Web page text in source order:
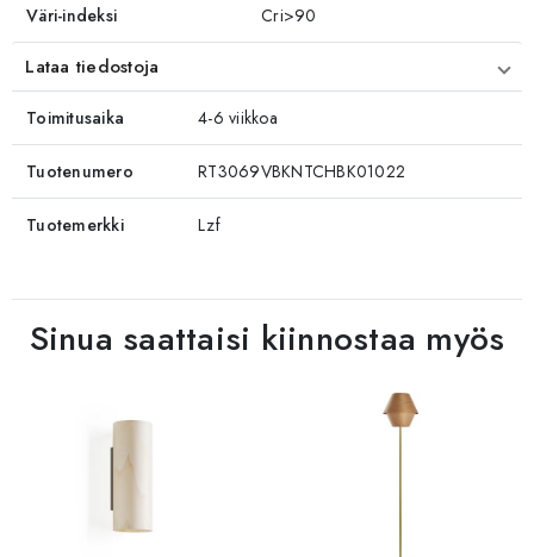
Väri-indeksi Cri>90
Lataa tiedostoja
Toimitusaika 4-6 viikkoa
Tuotenumero RT3069VBKNTCHBK01022
Tuotemerkki Lzf
Sinua saattaisi kiinnostaa myös